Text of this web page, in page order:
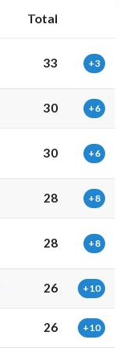
Total
33 +3
30 +6
30 +6
28 +8
28 +8
26 +10
26 +10